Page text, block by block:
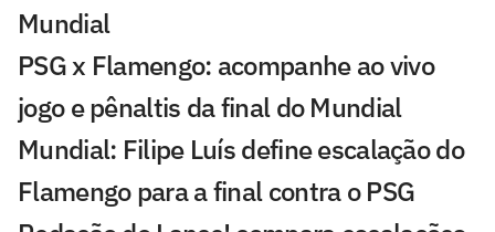
Mundial
PSG x Flamengo: acompanhe ao vivo
jogo e pênaltis da final do Mundial
Mundial: Filipe Luís define escalação do
Flamengo para a final contra o PSG